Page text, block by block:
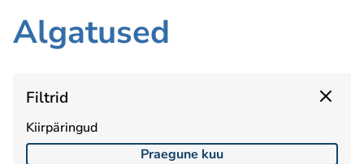
Algatused
Filtrid
Kiirpäringud
Praegune kuu